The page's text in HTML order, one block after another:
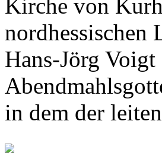
Kirche von
nordhessischen
Hans-Jörg
in dem der